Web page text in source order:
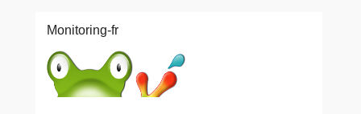
Monitoring-fr